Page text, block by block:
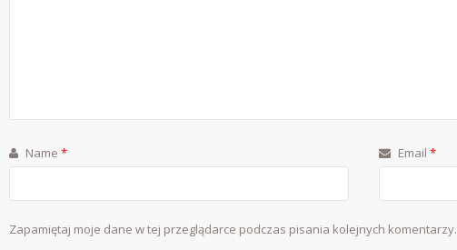
Name * Email *
Zapamiętaj moje dane w tej przeglądarce podczas pisania kolejnych komentarzy.